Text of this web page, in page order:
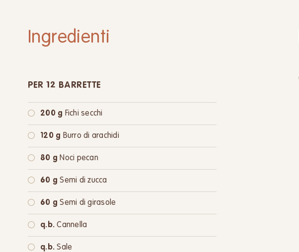
Ingredienti
PER 12 BARRETTE
200 g Fichi secchi
120 g Burro di arachidi
80 g Noci pecan
60 g Semi di zucca
60 g Semi di girasole
q.b. Cannella
q.b. Sale